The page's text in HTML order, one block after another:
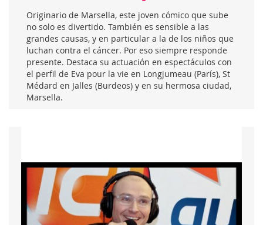
Originario de Marsella, este joven cómico que sube
no solo es divertido. También es sensible a las
grandes causas, y en particular a la de los niños que
luchan contra el cáncer. Por eso siempre responde
presente. Destaca su actuación en espectáculos con
el perfil de Eva pour la vie en Longjumeau (París), St
Médard en Jalles (Burdeos) y en su hermosa ciudad,
Marsella.